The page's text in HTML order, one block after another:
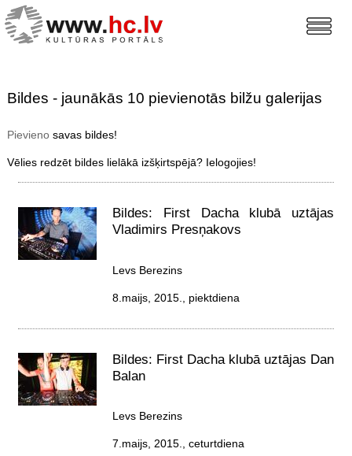
Bildes - jaunākās 10 pievienotās bilžu galerijas
Pievienosavas bildes!
Vēlies redzēt bildes lielākā izšķirtspējā? Ielogojies!
Bildes: First Dacha klubā uztājas
Vladimirs Presņakovs
Levs Berezins
8.maijs, 2015., piektdiena
Bildes: First Dacha klubā uztājas Dan
Balan
Levs Berezins
7.maijs, 2015., ceturtdiena